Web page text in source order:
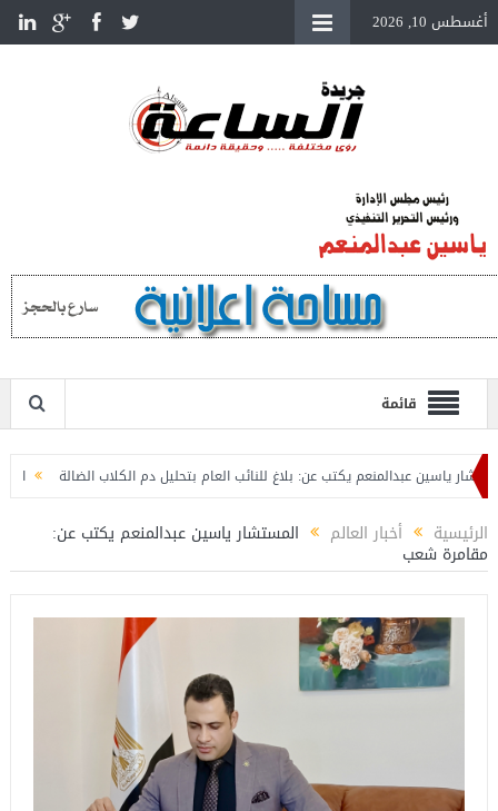
أغسطس 10, 2026
قائمة
عبدالمنعم يكتب عن: بلاغ للنائب العام بتحليل دم الكلاب الضالة
المستشار
ياسين عبدالمنعم يكتب عن: العميد حسام حسن ووطنية الإنتماء للمنتخبالرئيسية أخبار العالم المستشار ياسين عبدالمنعم يكتب عن:
مقامرة شعب